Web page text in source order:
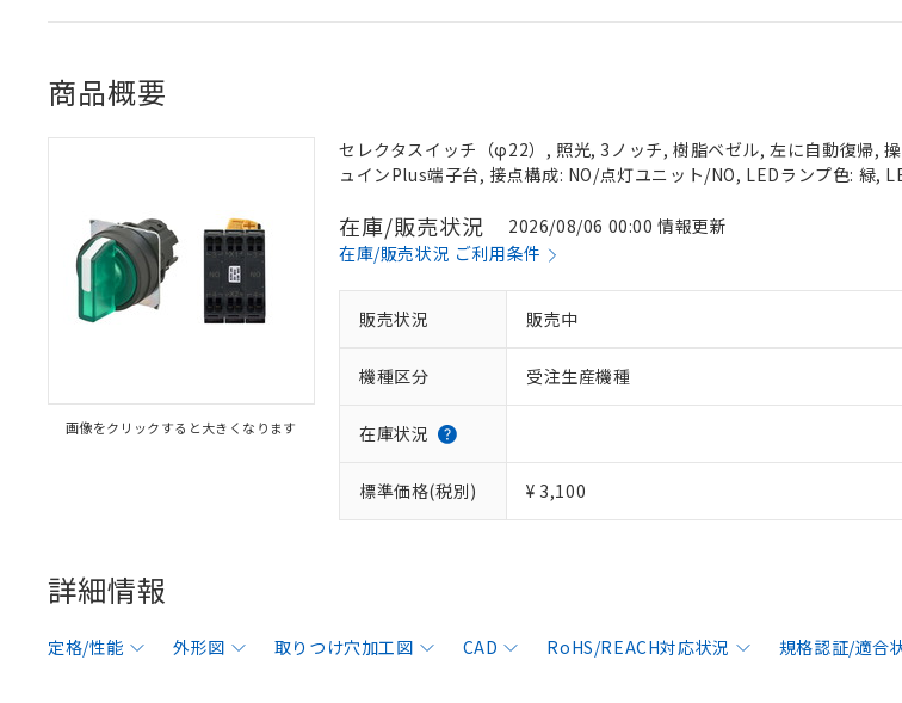
商品概要
画像をクリックすると大きくなります
セレクタスイッチ（φ22）, 照光, 3ノッチ, 樹脂ベゼル, 左に自動復帰,
ュインPlus端子台, 接点構成: NO/点灯ユニット/NO, LEDランプ色: 緑,
在庫/販売状況
2026/08/06 00:00 情報更新
在庫/販売状況 ご利用条件
販売状況 販売中
機種区分 受注生産機種
在庫状況
標準価格(税別) ¥ 3,100
詳細情報
定格/性能 外形図 取りつけ穴加工図 CAD RoHS/REACH対応状況 規格認証/適合